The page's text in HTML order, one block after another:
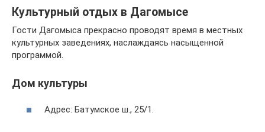
Культурный отдых в Дагомысе
Гости Дагомыса прекрасно проводят время в местных
культурных заведениях, наслаждаясь насыщенной
программой.
Дом культуры
Адрес: Батумское ш., 25/1.